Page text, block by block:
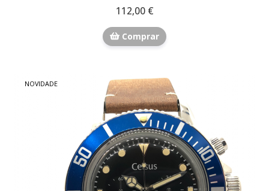
112,00 €
Comprar
NOVIDADE